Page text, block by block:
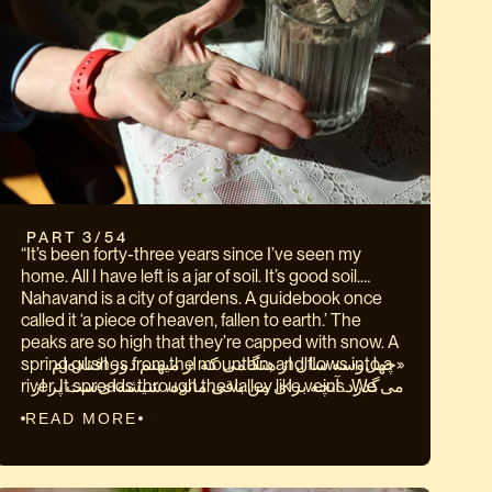
PART 3/54
“It’s been forty-three years since I’ve seen my
home. All I have left is a jar of soil. It’s good soil.
Nahavand is a city of gardens. A guidebook once
called it ‘a piece of heaven, fallen to earth.’ The
peaks are so high that they’re capped with snow. A
spring gushes from the mountain, and flows into a
river. It spreads through the valley like veins. We
lived in the deepest part of the valley, the most
fertile part. Our father owned thousands of acres of
«چهل‌وسه سال از هنگامی که از میهنم دور افتاده‌ام
می‌گذرد. آنچه برای من باقی‌ مانده، شیشه‌ای‌ست پر از
خاک. خاک خوبی‌ست. خاک نهاوند، خاک ایران. نهاوند
شهر باغ‌هاست. زمانی کتاب ایران‌گردی را خواندم که آن
READ MORE